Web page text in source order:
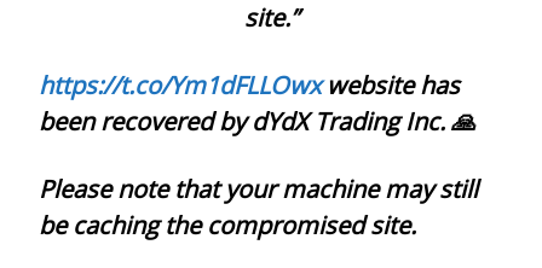
site.”
https://t.co/Ym1dFLLOwxwebsite has
been recovered by dYdX Trading Inc. 🙏
Please note that your machine may still
be caching the compromised site.